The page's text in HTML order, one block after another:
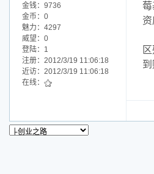
金钱：9736
金币：0
魅力：4297
威望：0
登陆：1
注册：2012/3/19 11:06:18
近访：2012/3/19 11:06:18
在线：
莓